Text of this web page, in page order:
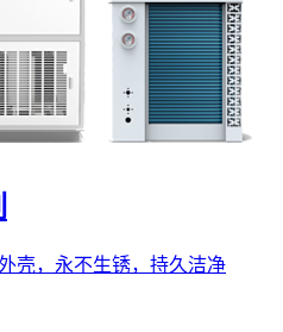
壳，永不生锈，持久洁净